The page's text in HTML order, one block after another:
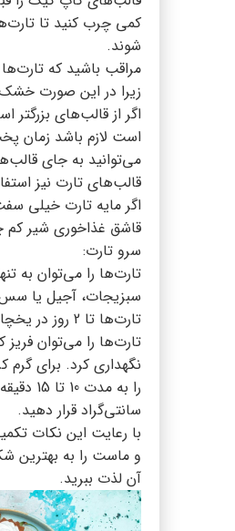
کمی چرب کنید تا
شوند.
مراقب باشید که
زیرا در این صورت
اگر از قالب‌های بزرگتر
است لازم باشد زمان
می‌توانید به جای
قالب‌های تارت نیز
قاشق غذاخوری شیر کم
سرو تارت:
تارت‌ها را می‌توان به
سبزیجات، آجیل یا
تارت‌ها تا 2 روز در یخچال قابل نگهداری هستند.
نگهداری کرد. برای گرم
سانتی‌گراد قرار دهید.
با رعایت این نکات
و ماست را به بهترین
آن لذت ببرید.